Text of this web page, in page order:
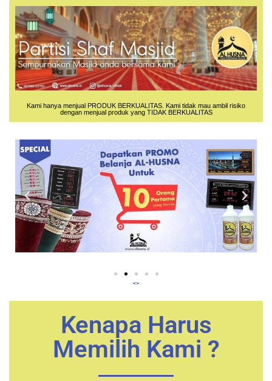
Kami hanya menjual PRODUK BERKUALITAS. Kami tidak mau ambil risiko
dengan menjual produk yang TIDAK BERKUALITAS
<>
Kenapa Harus
Memilih Kami ?